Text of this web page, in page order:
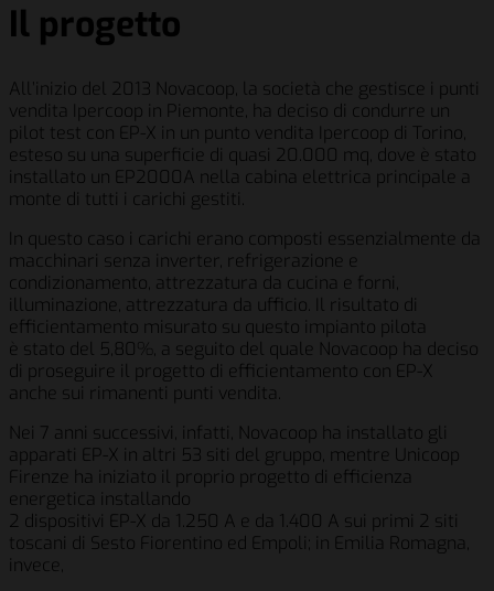
Il progetto
All’inizio del 2013 Novacoop, la società che gestisce i punti
vendita Ipercoop in Piemonte, ha deciso di condurre un
pilot test con EP-X in un punto vendita Ipercoop di Torino,
esteso su una superficie di quasi 20.000 mq, dove è stato
installato un EP2000A nella cabina elettrica principale a
monte di tutti i carichi gestiti.
In questo caso i carichi erano composti essenzialmente da
macchinari senza inverter, refrigerazione e
condizionamento, attrezzatura da cucina e forni,
illuminazione, attrezzatura da ufficio. Il risultato di
efficientamento misurato su questo impianto pilota
è stato del 5,80%, a seguito del quale Novacoop ha deciso
di proseguire il progetto di efficientamento con EP-X
anche sui rimanenti punti vendita.
Nei 7 anni successivi, infatti, Novacoop ha installato gli
apparati EP-X in altri 53 siti del gruppo, mentre Unicoop
Firenze ha iniziato il proprio progetto di efficienza
energetica installando
2 dispositivi EP-X da 1.250 A e da 1.400 A sui primi 2 siti
toscani di Sesto Fiorentino ed Empoli; in Emilia Romagna,
invece,